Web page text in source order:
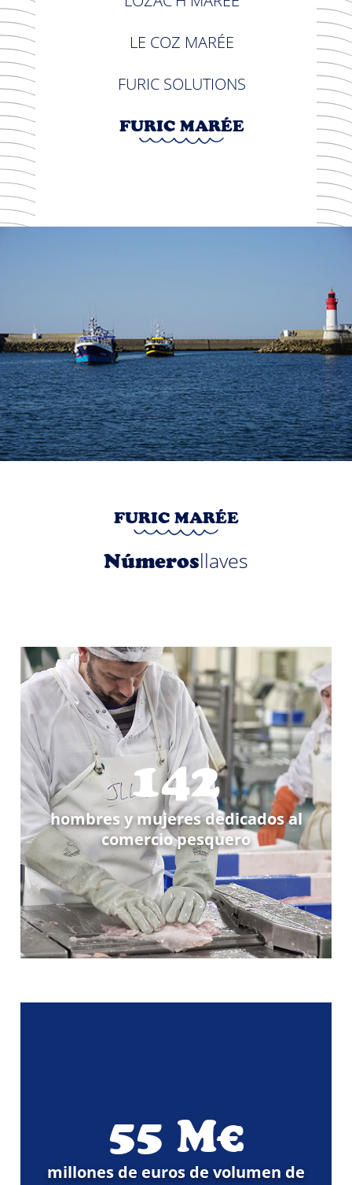
LE COZ MARÉE
FURIC SOLUTIONS
FURIC MARÉE
FURIC MARÉE
Númerosllaves
142
hombres y mujeres dedicados al
comercio pesquero
55 M€
millones de euros de volumen de